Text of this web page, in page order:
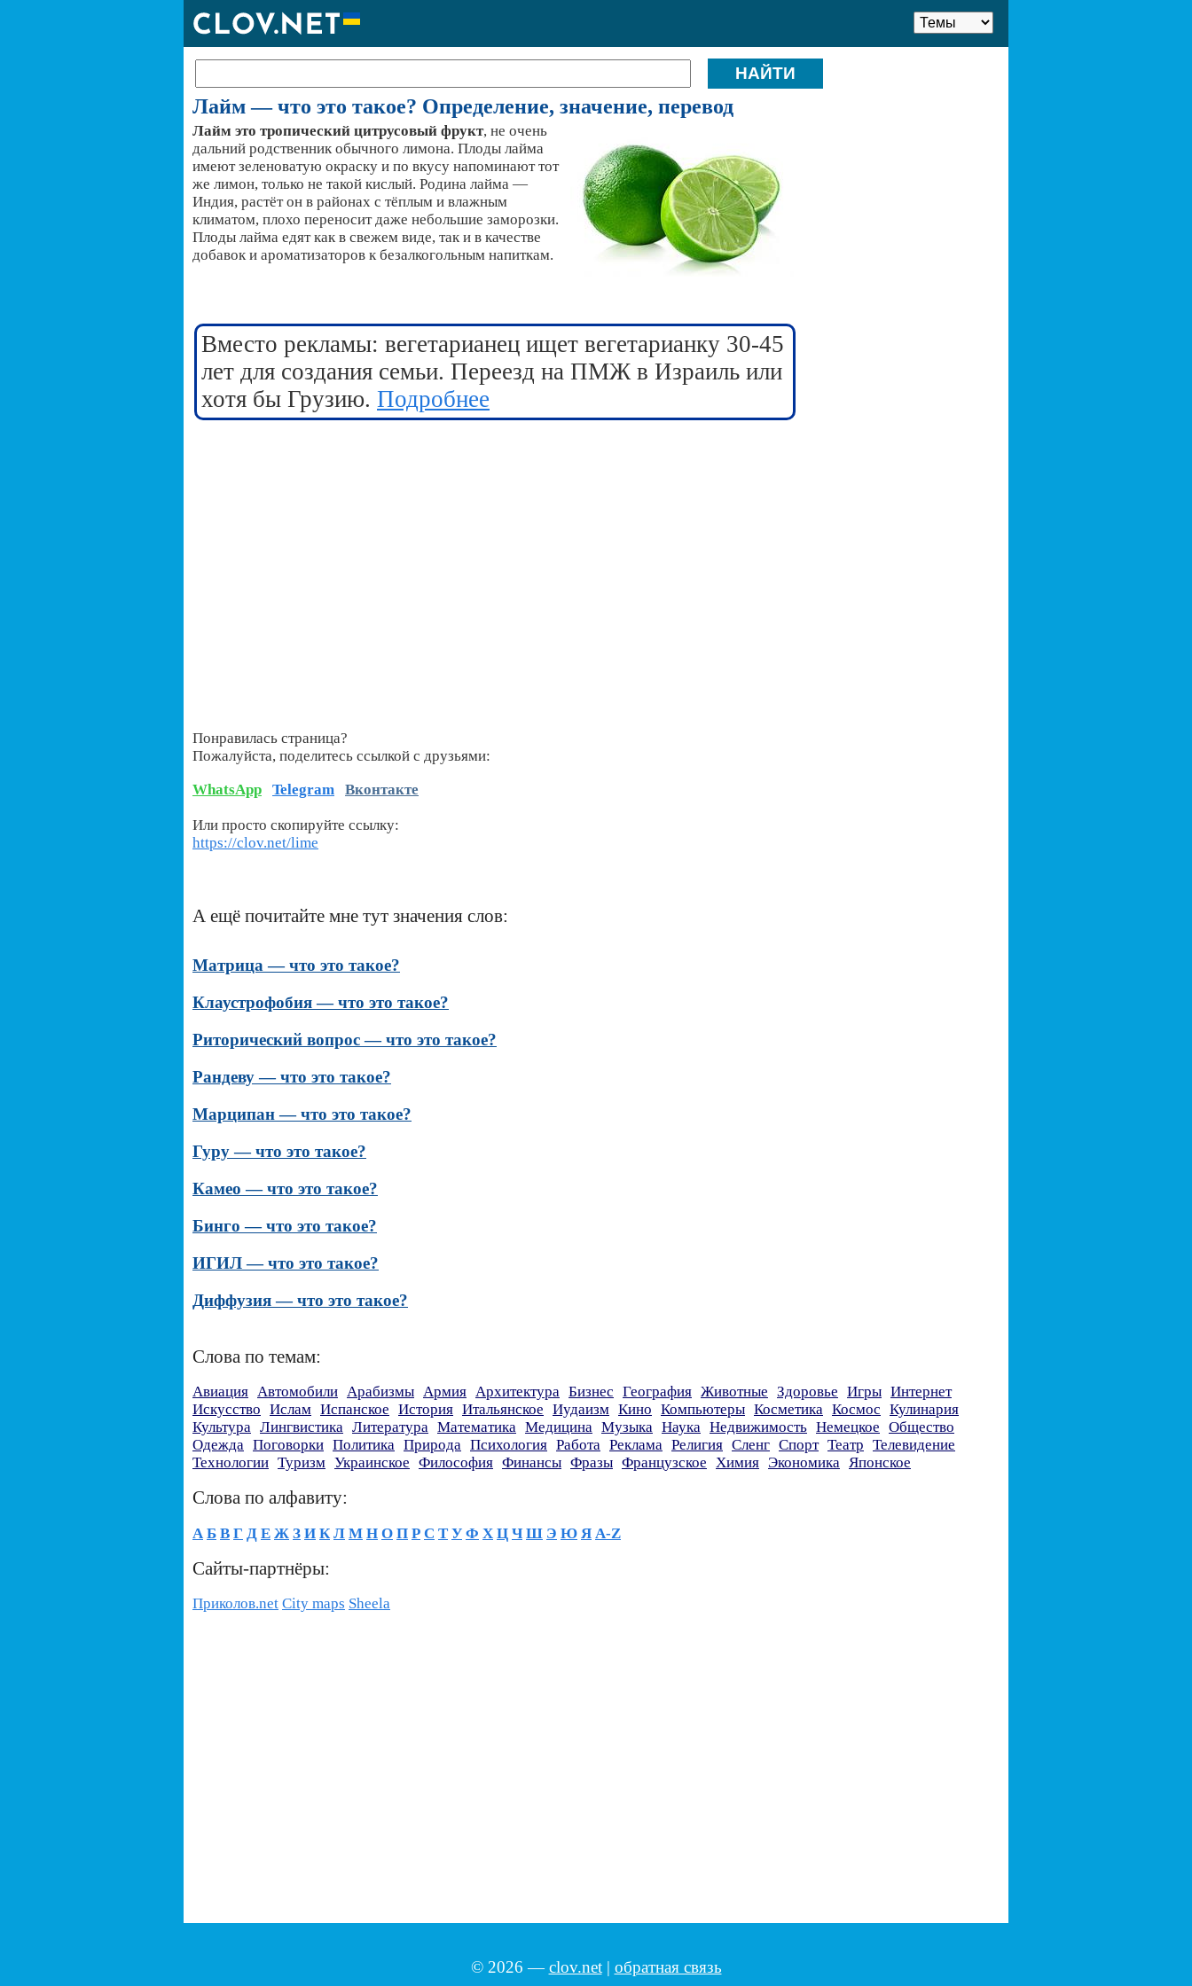
Лайм — что это такое? Определение, значение, перевод
Лайм это тропический цитрусовый фрукт, не очень
дальний родственник обычного лимона. Плоды лайма
имеют зеленоватую окраску и по вкусу напоминают тот
же лимон, только не такой кислый. Родина лайма —
Индия, растёт он в районах с тёплым и влажным
климатом, плохо переносит даже небольшие заморозки.
Плоды лайма едят как в свежем виде, так и в качестве
добавок и ароматизаторов к безалкогольным напиткам.
Вместо рекламы: вегетарианец ищет вегетарианку 30-45
лет для создания семьи. Переезд на ПМЖ в Израиль или
хотя бы Грузию. Подробнее
Понравилась страница?
Пожалуйста, поделитесь ссылкой с друзьями:
WhatsApp
Telegram Вконтакте
Или просто скопируйте ссылку:
https://clov.net/lime
А ещё почитайте мне тут значения слов:
Матрица — что это такое?
Клаустрофобия — что это такое?
Риторический вопрос — что это такое?
Рандеву — что это такое?
Марципан — что это такое?
Гуру — что это такое?
Камео — что это такое?
Бинго — что это такое?
ИГИЛ — что это такое?
Диффузия — что это такое?
Слова по темам:
Авиация Автомобили Арабизмы Армия Архитектура Бизнес География Животные Здоровье Игры Интернет
Искусство Ислам Испанское История Итальянское Иудаизм Кино Компьютеры Косметика Космос Кулинария
Культура Лингвистика Литература Математика Медицина Музыка Наука Недвижимость Немецкое Общество
Одежда Поговорки Политика Природа Психология Работа Реклама Религия Сленг Спорт Театр Телевидение
Технологии Туризм Украинское Философия Финансы Фразы Французское Химия Экономика Японское
Слова по алфавиту:
А Б В Г Д Е Ж З И К Л М Н О П Р С Т У Ф Х Ц Ч Ш Э Ю Я A-Z
Сайты-партнёры:
Приколов.net City maps Sheela
© 2026 —clov.net| обратная связь